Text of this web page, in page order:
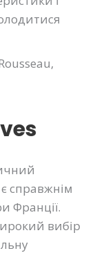
справжнім
Франції.
вибір